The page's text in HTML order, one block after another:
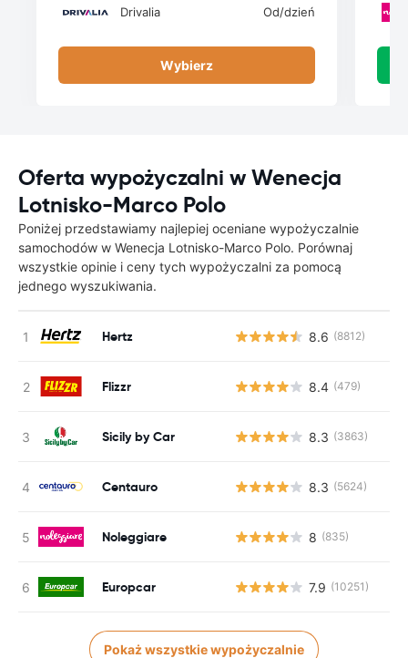
Drivalia Od/dzień
Wybierz
Oferta wypożyczalni w Wenecja
Lotnisko-Marco Polo
Poniżej przedstawiamy najlepiej oceniane wypożyczalnie
samochodów w Wenecja Lotnisko-Marco Polo. Porównaj
wszystkie opinie i ceny tych wypożyczalni za pomocą
jednego wyszukiwania.
Hertz 8.6 (8812)
Flizzr 8.4 (479)
Sicily by Car 8.3 (3863)
Centauro 8.3 (5624)
Noleggiare 8 (835)
Europcar 7.9 (10251)
Pokaż wszystkie wypożyczalnie